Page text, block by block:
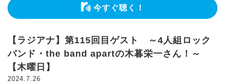
今すぐ聴く！
【ラジアナ】第115回目ゲスト ～4人組ロック
バンド・the band apartの木暮栄一さん！～
【木曜日】
2024.7.26